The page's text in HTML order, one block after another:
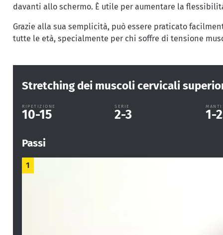
davanti allo schermo. È utile per aumentare la
Grazie alla sua semplicità, può essere praticato
tutte le età, specialmente per chi soffre di tensione
Stretching dei muscoli cervicali
RIPETIZIONE
10-15
SERIE
2-3 1-2
Passi
1